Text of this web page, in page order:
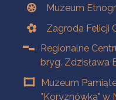
Muzeum
Zagroda Felicji
Regionalne
bryg. Zdzisława
Muzeum
"Koryznówka" w